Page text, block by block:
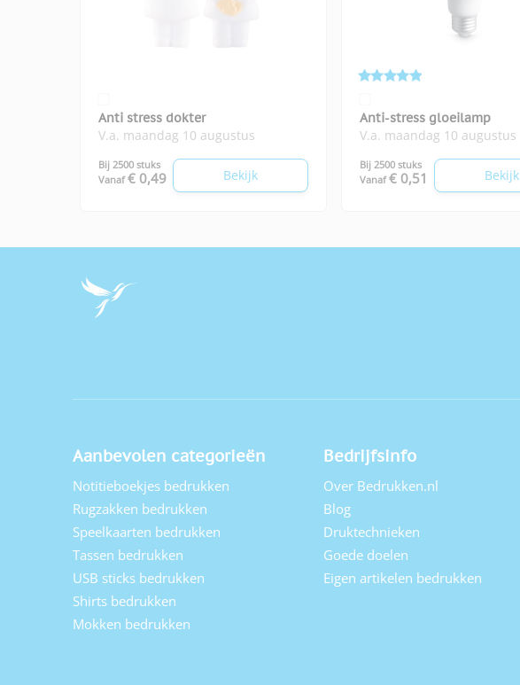
Anti stress dokter
V.a. maandag 10 augustus
Bij 2500 stuks
Vanaf € 0,49 Bekijk
Anti-stress gloeilamp
V.a. maandag 10 augustus
Bij 2500 stuks
Vanaf € 0,51 Bekijk
Aanbevolen categorieën
Notitieboekjes bedrukken
Rugzakken bedrukken
Speelkaarten bedrukken
Tassen bedrukken
USB sticks bedrukken
Shirts bedrukken
Mokken bedrukken
Bedrijfsinfo
Over Bedrukken.nl
Blog
Druktechnieken
Goede doelen
Eigen artikelen bedrukken